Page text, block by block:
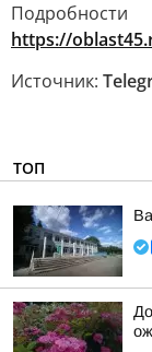
https://
Источник:
ТОП